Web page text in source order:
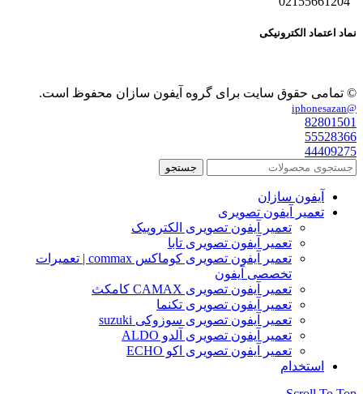
نماد اعتماد الکترونیکی
© تمامی حقوق سایت برای گروه آیفون سازان محفوظ است.
@iphonesazan
82801501
55528366
44409275
جستجو
آیفون سازان
تعمیر آیفون تصویری
تعمیر آیفون تصویری الکتروپیک
تعمیر آیفون تصویری تابا
تعمیر آیفون تصویری کوماکس commax | تعمیرات
تخصصی آیفون
تعمیر آیفون تصویری CAMAX کامکث
تعمیر آیفون تصویری تکنما
تعمیر آیفون تصویری سوزوکی suzuki
تعمیر آیفون تصویری آلدو ALDO
تعمیر آیفون تصویری اکو ECHO
استخدام